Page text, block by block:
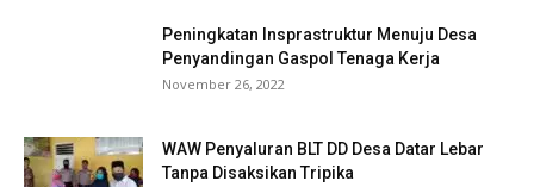
Peningkatan Insprastruktur Menuju Desa
Penyandingan Gaspol Tenaga Kerja
November 26, 2022
WAW Penyaluran BLT DD Desa Datar Lebar
Tanpa Disaksikan Tripika